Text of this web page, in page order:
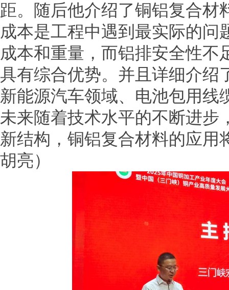
距。随后他介绍了铜铝复合材
成本是工程中遇到最实际的问
成本和重量，而铝排安全性不
具有综合优势。并且详细介绍
新能源汽车领域、电池包用线
未来随着技术水平的不断进步
新结构，铜铝复合材料的应
胡亮）